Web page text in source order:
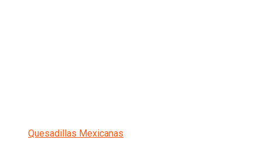
Quesadillas Mexicanas